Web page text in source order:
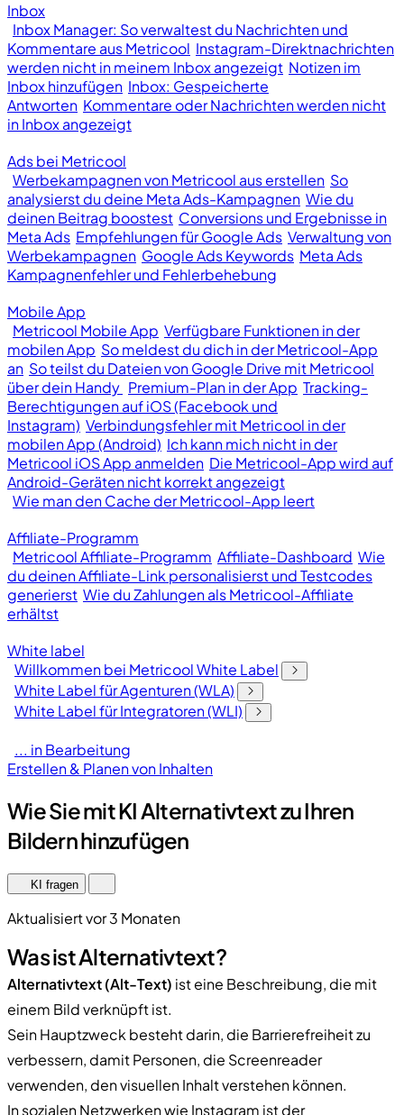
Inbox
Inbox Manager: So verwaltest du Nachrichten und
Kommentare aus Metricool Instagram-Direktnachrichten
werden nicht in meinem Inbox angezeigt Notizen im
Inbox hinzufügen Inbox: Gespeicherte
Antworten Kommentare oder Nachrichten werden nicht
in Inbox angezeigt
Ads bei Metricool
Werbekampagnen von Metricool aus erstellen So
analysierst du deine Meta Ads-Kampagnen Wie du
deinen Beitrag boostest Conversions und Ergebnisse in
Meta Ads Empfehlungen für Google Ads Verwaltung von
Werbekampagnen Google Ads Keywords Meta Ads
Kampagnenfehler und Fehlerbehebung
Mobile App
Metricool Mobile App Verfügbare Funktionen in der
mobilen App So meldest du dich in der Metricool-App
an So teilst du Dateien von Google Drive mit Metricool
über dein Handy Premium-Plan in der App Tracking-
Berechtigungen auf iOS (Facebook und
Instagram) Verbindungsfehler mit Metricool in der
mobilen App (Android) Ich kann mich nicht in der
Metricool iOS App anmelden Die Metricool-App wird auf
Android-Geräten nicht korrekt angezeigt
Wie man den Cache der Metricool-App leert
Affiliate-Programm
Metricool Affiliate-Programm Affiliate-Dashboard Wie
du deinen Affiliate-Link personalisierst und Testcodes
generierst Wie du Zahlungen als Metricool-Affiliate
erhältst
White label
Willkommen bei Metricool White Label
White Label für Agenturen (WLA)
White Label für Integratoren (WLI)
... in Bearbeitung
Erstellen & Planen von Inhalten
Wie Sie mit KI Alternativtext zu Ihren
Bildern hinzufügen
KI fragen
Aktualisiert vor 3 Monaten
Was ist Alternativtext?
Alternativtext (Alt-Text) ist eine Beschreibung, die mit
einem Bild verknüpft ist.
Sein Hauptzweck besteht darin, die Barrierefreiheit zu
verbessern, damit Personen, die Screenreader
verwenden, den visuellen Inhalt verstehen können.
In sozialen Netzwerken wie Instagram ist der